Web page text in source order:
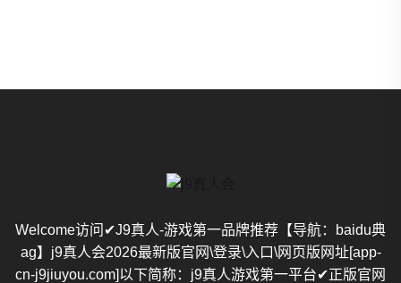
Welcome访问✔J9真人-游戏第一品牌推荐【导航：baidu典
ag】j9真人会2026最新版官网\登录\入口\网页版网址[app-
cn-j9jiuyou.com]以下简称：j9真人游戏第一平台✔正版官网